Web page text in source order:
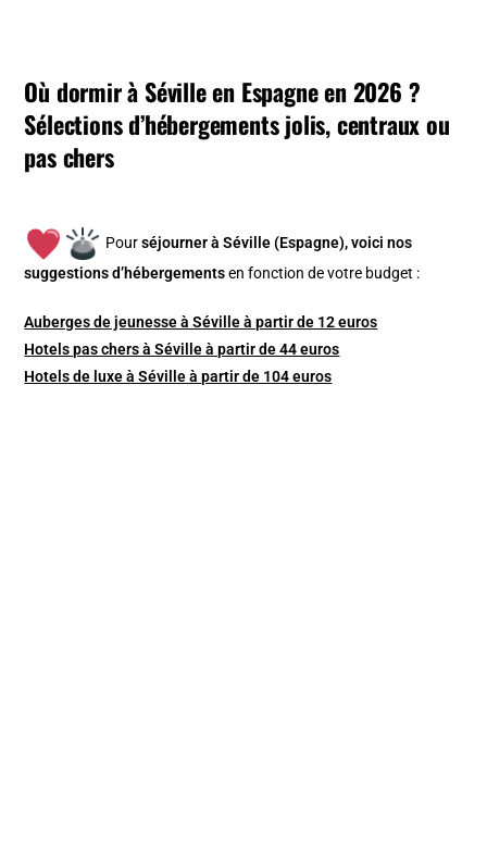
Où dormir à Séville en Espagne en 2026 ?
Sélections d’hébergements jolis, centraux ou
pas chers
Pourséjourner à Séville (Espagne), voici nos
suggestions d’hébergements en fonction de votre budget :
Auberges de jeunesse à Séville à partir de 12 euros
Hotels pas chers à Séville à partir de 44 euros
Hotels de luxe à Séville à partir de 104 euros